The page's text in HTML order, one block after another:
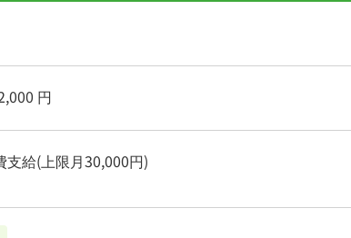
円
給(上限月30,000円)